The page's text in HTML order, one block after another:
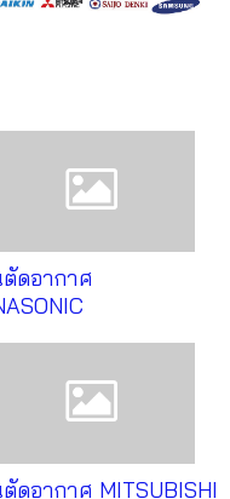
ดอากาศ
ดอากาศ MITSUBISHI